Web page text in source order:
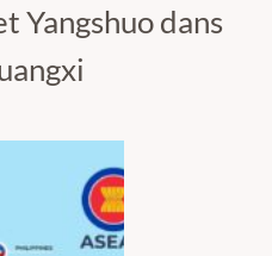
Yangshuo dans